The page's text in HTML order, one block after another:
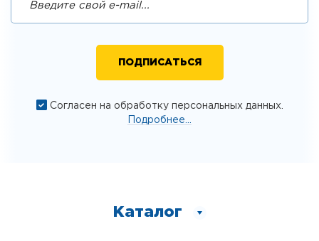
Согласен на обработку персональных данных.
Подробнее...
Каталог